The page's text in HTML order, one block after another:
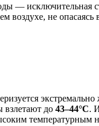
— исключительная
воздухе, не
взлетают до 43–44°C.
температурным